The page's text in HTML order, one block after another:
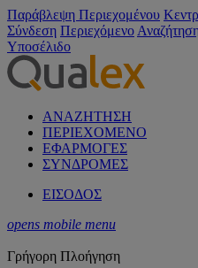
Παράβλεψη Περιεχομένου
Σύνδεση Περιεχόμενο
Υποσέλιδο
ΑΝΑΖΗΤΗΣΗ
ΠΕΡΙΕΧΟΜΕΝΟ
ΕΦΑΡΜΟΓΕΣ
ΣΥΝΔΡΟΜΕΣ
ΕΙΣΟΔΟΣ
opens mobile menu
Γρήγορη Πλοήγηση